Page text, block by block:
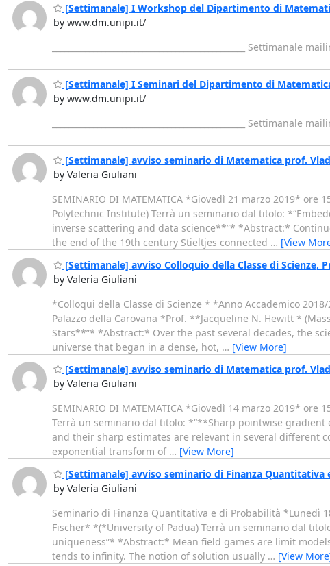
[Settimanale] I Workshop del Dipartimento di
by www.dm.unipi.it/
_______________________________________________
[Settimanale] I Seminari del Dipartimento di
by www.dm.unipi.it/
_______________________________________________
[Settimanale] avviso seminario di Matematica prof.
by Valeria Giuliani
SEMINARIO DI MATEMATICA *Giovedì 21 marzo 2019*
Polytechnic Institute) Terrà un seminario dal titolo:
inverse scattering and data science**”* *Abstract:*
the end of the 19th century Stieltjes connected … [View
[Settimanale] avviso Colloquio della Classe di Scienze,
by Valeria Giuliani
*Colloqui della Classe di Scienze * *Anno Accademico
Palazzo della Carovana *Prof. **Jacqueline N. Hewitt *
Stars**”* *Abstract:* Over the past several decades, the
universe that began in a dense, hot, … [View More]
[Settimanale] avviso seminario di Matematica prof.
by Valeria Giuliani
SEMINARIO DI MATEMATICA *Giovedì 14 marzo 2019*
Terrà un seminario dal titolo: *“**Sharp pointwise
and their sharp estimates are relevant in several different
exponential transform of … [View More]
[Settimanale] avviso seminario di Finanza Quantitativa
by Valeria Giuliani
Seminario di Finanza Quantitativa e di Probabilità *Lunedì
Fischer* *(*University of Padua) Terrà un seminario dal
uniqueness”* *Abstract:* Mean field games are limit
tends to infinity. The notion of solution usually … [View